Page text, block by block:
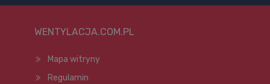
WENTYLACJA.COM.PL
Mapa witryny
Regulamin